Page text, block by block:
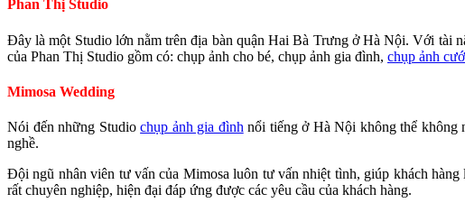
Phan Thị Studio
Đây là một Studio lớn nằm trên địa bàn quận Hai Bà Trưng ở Hà Nội. Với tài
của Phan Thị Studio gồm có: chụp ảnh cho bé, chụp ảnh gia đình, chụp ảnh
Mimosa Wedding
Nói đến những Studiochụp ảnh gia đình nổi tiếng ở Hà Nội không thể không
nghề.
Đội ngũ nhân viên tư vấn của Mimosa luôn tư vấn nhiệt tình, giúp khách
rất chuyên nghiệp, hiện đại đáp ứng được các yêu cầu của khách hàng.